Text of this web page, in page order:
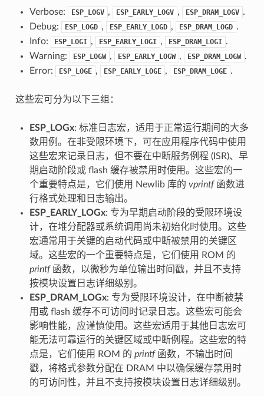
Verbose: ESP_LOGV , ESP_EARLY_LOGV , ESP_DRAM_LOGV .
Debug:
ESP_LOGD , ESP_EARLY_LOGD , ESP_DRAM_LOGD .
Info:
ESP_LOGI , ESP_EARLY_LOGI , ESP_DRAM_LOGI .
Warning:
ESP_LOGW , ESP_EARLY_LOGW , ESP_DRAM_LOGW .
Error:
ESP_LOGE , ESP_EARLY_LOGE , ESP_DRAM_LOGE .
这些宏可分为以下三组：
ESP_LOGx: 标准日志宏，适用于正常运行期间的大多
数用例。在非受限环境下，可在应用程序代码中使用
这些宏来记录日志，但不要在中断服务例程 (ISR)、早
期启动阶段或 flash 缓存被禁用时使用。这些宏的一
个重要特点是，它们使用 Newlib 库的 vprintf函数进
行格式处理和日志输出。
ESP_EARLY_LOGx: 专为早期启动阶段的受限环境设
计，在堆分配器或系统调用尚未初始化时使用。这些
宏通常用于关键的启动代码或中断被禁用的关键区
域。这些宏的一个重要特点是，它们使用 ROM 的
printf函数，以微秒为单位输出时间戳，并且不支持
按模块设置日志详细级别。
ESP_DRAM_LOGx: 专为受限环境设计，在中断被禁
用或 flash 缓存不可访问时记录日志。这些宏可能会
影响性能，应谨慎使用。这些宏适用于其他日志宏可
能无法可靠运行的关键区域或中断例程。这些宏的特
点是，它们使用 ROM 的 printf函数，不输出时间
戳，将格式参数分配在 DRAM 中以确保缓存禁用时
的可访问性，并且不支持按模块设置日志详细级别。